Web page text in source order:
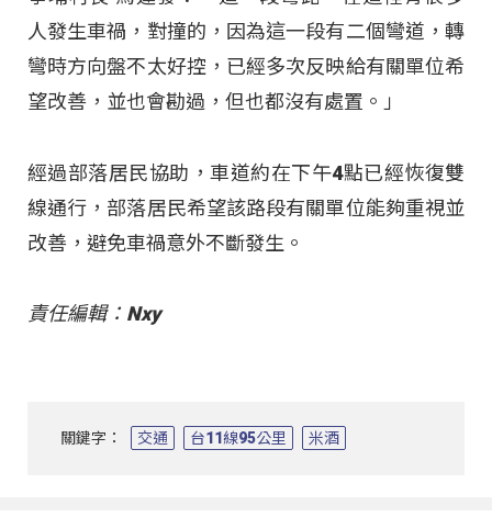
人發生車禍，對撞的，因為這一段有二個彎道，轉
彎時方向盤不太好控，已經多次反映給有關單位希
望改善，並也會勘過，但也都沒有處置。」
經過部落居民協助，車道約在下午4點已經恢復雙
線通行，部落居民希望該路段有關單位能夠重視並
改善，避免車禍意外不斷發生。
責任編輯：Nxy
關鍵字： 交通 台11線95公里 米酒